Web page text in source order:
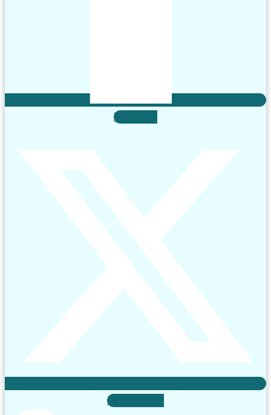
X-twitter
Linkedin-in